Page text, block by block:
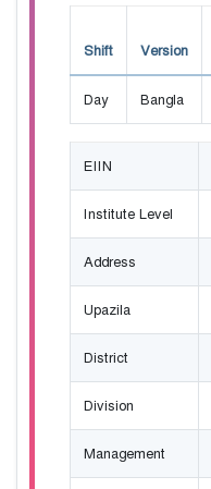
Shift Version
Day Bangla
EIIN
Institute Level
Address
Upazila
District
Division
Management